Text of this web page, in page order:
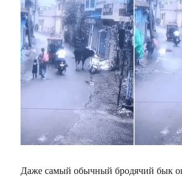
Даже самый обычный бродячий бык